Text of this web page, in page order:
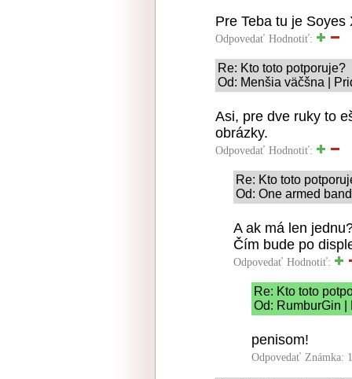
Pre Teba tu je
Odpovedať Hodnotiť:
Re: Kto toto potporuje?
Od: Menšia väčšna |
Asi, pre dve ruky to
obrázky.
Odpovedať Hodnotiť:
Re: Kto toto
Od: One armed
A ak má len
Čím bude po
Odpovedať Hodnotiť:
Re: Kto toto
Od: RumburGin |
penisom!
Odpovedať Známka: